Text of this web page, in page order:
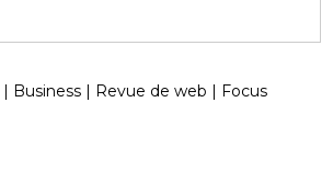
| Business | Revue de web | Focus